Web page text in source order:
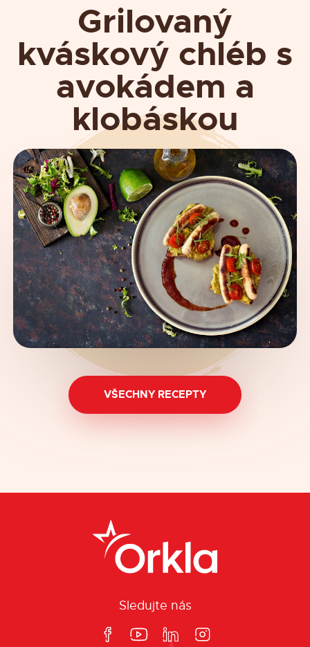
Grilovaný
kváskový chléb s
avokádem a
klobáskou
VŠECHNY RECEPTY
Sledujte nás